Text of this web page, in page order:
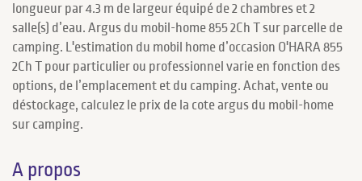
longueur par 4.3 m de largeur équipé de 2 chambres et 2
salle(s) d’eau. Argus du mobil-home 855 2Ch T sur parcelle de
camping. L'estimation du mobil home d’occasion O'HARA 855
2Ch T pour particulier ou professionnel varie en fonction des
options, de l’emplacement et du camping. Achat, vente ou
déstockage, calculez le prix de la cote argus du mobil-home
sur camping.
A propos